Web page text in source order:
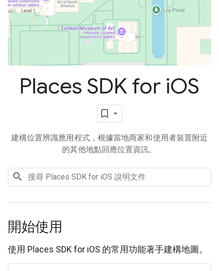
Places SDK for iOS
建構位置辨識應用程式，根據當地商家和使用者裝置附近
的其他地點回應位置資訊。
開始使用
使用 Places SDK for iOS 的常用功能著手建構地圖。